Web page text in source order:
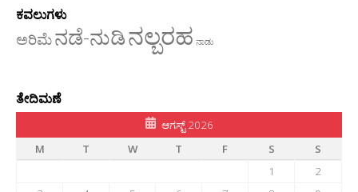
ಕವಲುಗಳು
ಅರಿಮೆನಡೆ-ನುಡಿನಲ್ಬರಹ ನಾಡು
ತೇದಿಮಣೆ
ಆಗಸ್ಟ್ 2026
M
T W T F S
S
1
2